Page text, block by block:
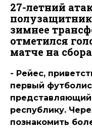
27-летний
полузащитник
зимнее
отметился
матче на
- Рейес,
первый
республику.
познакомить